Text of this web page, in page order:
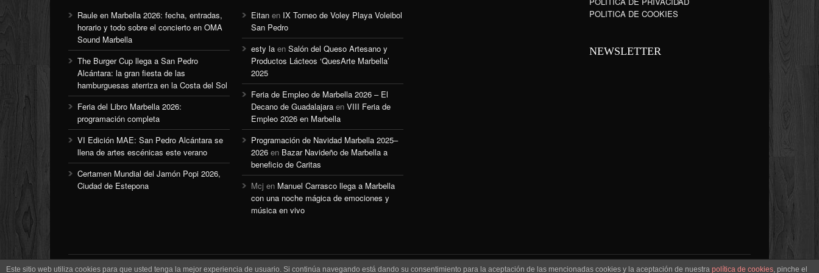
Raule en Marbella 2026: fecha, entradas,
horario y todo sobre el concierto en OMA
Sound Marbella
The Burger Cup llega a San Pedro
Alcántara: la gran fiesta de las
hamburguesas aterriza en la Costa del Sol
Feria del Libro Marbella 2026:
programación completa
VI Edición MAE: San Pedro Alcántara se
llena de artes escénicas este verano
Certamen Mundial del Jamón Popi 2026,
Ciudad de Estepona
Eitan en IX Torneo de Voley Playa Voleibol
San Pedro
esty la en Salón del Queso Artesano y
Productos Lácteos ‘QuesArte Marbella’
2025
Feria de Empleo de Marbella 2026 – El
Decano de Guadalajara en VIII Feria de
Empleo 2026 en Marbella
Programación de Navidad Marbella 2025–
2026 en Bazar Navideño de Marbella a
beneficio de Caritas
Mcj en Manuel Carrasco llega a Marbella
con una noche mágica de emociones y
música en vivo
POLITICA DE COOKIES
NEWSLETTER
Este sitio web utiliza cookies para que usted tenga la mejor experiencia de usuario. Si continúa navegando está dando su consentimiento para la aceptación de las mencionadas cookies y la aceptación de nuestra política de cookies, pinche el